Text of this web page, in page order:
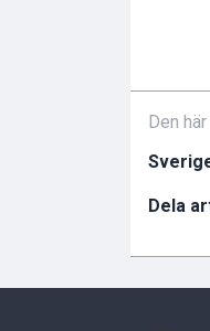
Den
Dela